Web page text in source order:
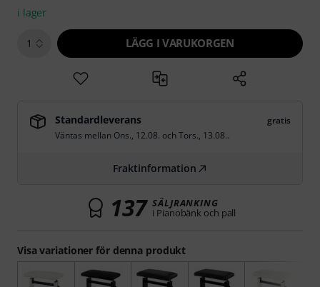
Visa variationer för denna produkt
i lager
1 LÄGG I VARUKORGEN
Standardleverans
gratis
Väntas mellan Ons., 12.08. ochTors., 13.08..
Fraktinformation
137 SÄLJRANKING
i Pianobänk och pall